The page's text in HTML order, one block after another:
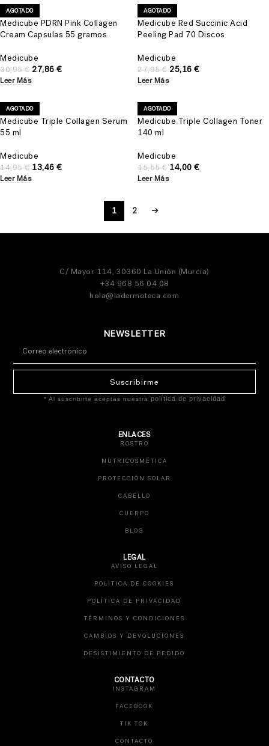
AGOTADO
Medicube PDRN Pink Collagen
Cream Capsulas 55 gramos
Medicube
30,95€ 27,86 €
Leer Más
AGOTADO
Medicube Red Succinic Acid
Peeling Pad 70 Discos
Medicube
27,95€ 25,16 €
Leer Más
AGOTADO
Medicube Triple Collagen Serum
55 ml
Medicube
14,95€ 13,46 €
Leer Más
AGOTADO
Medicube Triple Collagen Toner
140 ml
Medicube
15,55€ 14,00 €
Leer Más
1 2 →
C/ Mayor 114, 30360 La Unión (Murcia)
+34 968 56 04 08
hola@ladermoteca.com
NEWSLETTER
Suscribirme
* Al suscribirte aceptas nuestra política de privacidad
ENLACES
ROSTRO
NUTRICOSMÉTICA
PROTECCIÓN SOLAR
CABELLO
CUERPO
BLOG
LEGAL
AVISO LEGAL
POLÍTICA DE COOKIES
POLÍTICA DE PRIVACIDAD
TÉRMINOS Y CONDICIONES
CAMBIOS Y DEVOLUCIONES
DESISTIMIENTO DE PEDIDO
CONTACTO
INSTAGRAM
FACEBOOK
TIK TOK
CONTACTO